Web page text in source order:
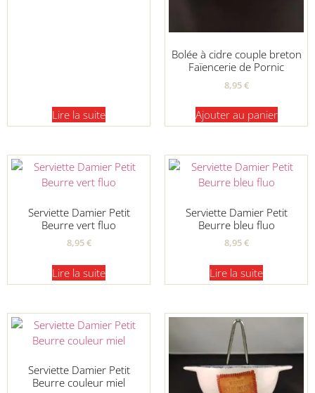
Lire la suite
Bolée à cidre couple breton
Faïencerie de Pornic
8,95€
Ajouter au panier
Serviette Damier Petit
Beurre vert fluo
8,95€
Lire la suite
Serviette Damier Petit
Beurre bleu fluo
8,95€
Lire la suite
Serviette Damier Petit
Beurre couleur miel